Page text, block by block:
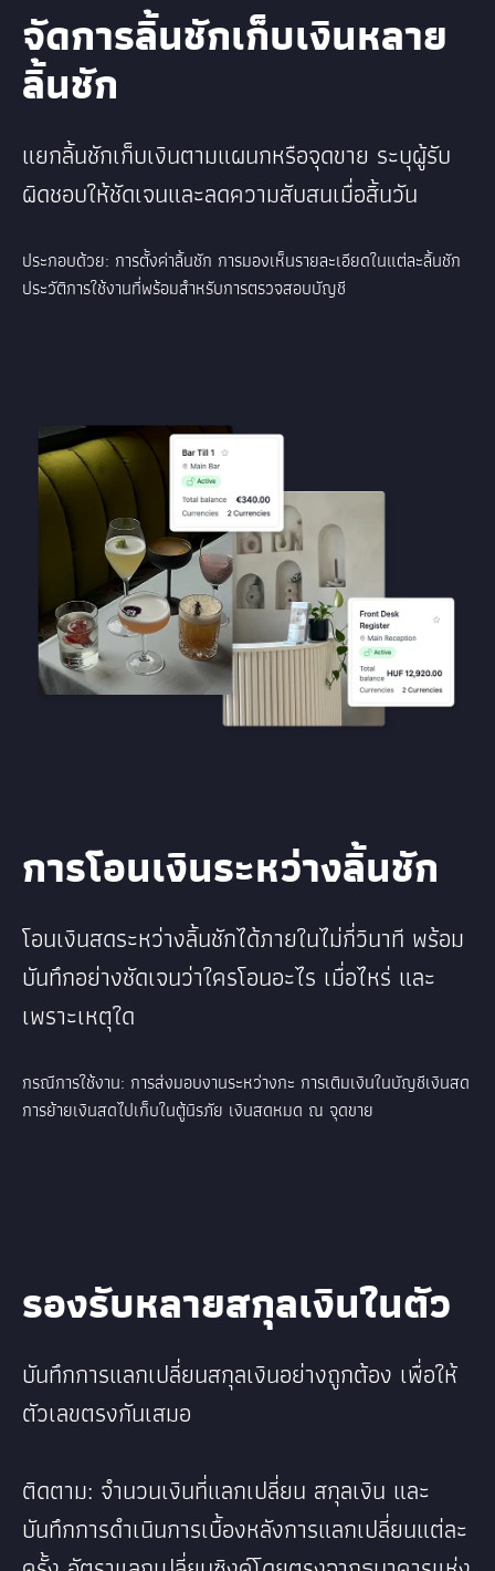
จัดการลิ้นชักเก็บเงินหลาย
ลิ้นชัก
แยกลิ้นชักเก็บเงินตามแผนกหรือจุดขาย ระบุผู้รับ
ผิดชอบให้ชัดเจนและลดความสับสนเมื่อสิ้นวัน
ประกอบด้วย: การตั้งค่าลิ้นชัก การมองเห็นรายละเอียดในแต่ละลิ้นชัก
ประวัติการใช้งานที่พร้อมสำหรับการตรวจสอบบัญชี
การโอนเงินระหว่างลิ้นชัก
โอนเงินสดระหว่างลิ้นชักได้ภายในไม่กี่วินาที พร้อม
บันทึกอย่างชัดเจนว่าใครโอนอะไร เมื่อไหร่ และ
เพราะเหตุใด
กรณีการใช้งาน: การส่งมอบงานระหว่างกะ การเติมเงินในบัญชีเงินสด
การย้ายเงินสดไปเก็บในตู้นิรภัย เงินสดหมด ณ จุดขาย
รองรับหลายสกุลเงินในตัว
บันทึกการแลกเปลี่ยนสกุลเงินอย่างถูกต้อง เพื่อให้
ตัวเลขตรงกันเสมอ
ติดตาม: จำนวนเงินที่แลกเปลี่ยน สกุลเงิน และ
บันทึกการดำเนินการเบื้องหลังการแลกเปลี่ยนแต่ละ